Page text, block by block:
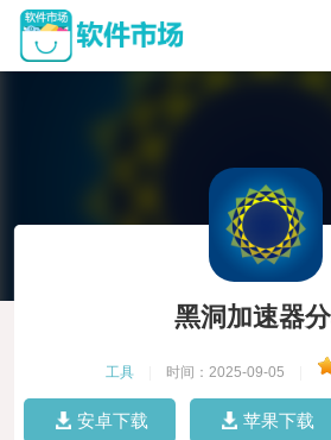
黑洞加速器
工具 时间：2025-09-05
安卓下载 苹果下载